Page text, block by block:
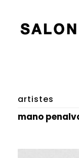
artistes
mano